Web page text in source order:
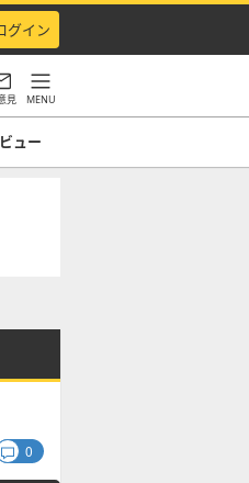
グイン
見 MENU
ュー
0